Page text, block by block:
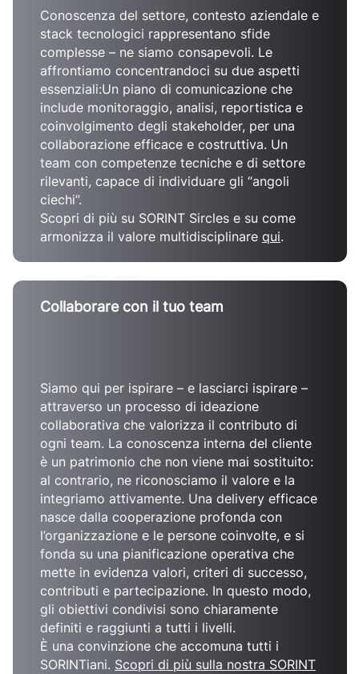
Conoscenza del settore, contesto aziendale e
stack tecnologici rappresentano sfide
complesse – ne siamo consapevoli. Le
affrontiamo concentrandoci su due aspetti
essenziali:Un piano di comunicazione che
include monitoraggio, analisi, reportistica e
coinvolgimento degli stakeholder, per una
collaborazione efficace e costruttiva. Un
team con competenze tecniche e di settore
rilevanti, capace di individuare gli “angoli
ciechi”.
Scopri di più su SORINT Sircles e su come
armonizza il valore multidisciplinare qui.
Collaborare con il tuo team
Siamo qui per ispirare – e lasciarci ispirare –
attraverso un processo di ideazione
collaborativa che valorizza il contributo di
ogni team. La conoscenza interna del cliente
è un patrimonio che non viene mai sostituito:
al contrario, ne riconosciamo il valore e la
integriamo attivamente. Una delivery efficace
nasce dalla cooperazione profonda con
l’organizzazione e le persone coinvolte, e si
fonda su una pianificazione operativa che
mette in evidenza valori, criteri di successo,
contributi e partecipazione. In questo modo,
gli obiettivi condivisi sono chiaramente
definiti e raggiunti a tutti i livelli.
È una convinzione che accomuna tutti i
SORINTiani. Scopri di più sulla nostra SORINT